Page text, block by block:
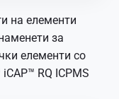
на елементи
за
елементи со
RQ ICPMS